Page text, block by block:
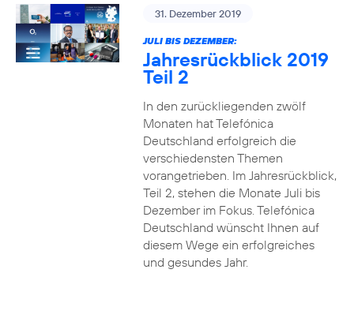
31. Dezember 2019
JULI BIS DEZEMBER:
Jahresrückblick 2019
Teil 2
In den zurückliegenden zwölf
Monaten hat Telefónica
Deutschland erfolgreich die
verschiedensten Themen
vorangetrieben. Im Jahresrückblick,
Teil 2, stehen die Monate Juli bis
Dezember im Fokus. Telefónica
Deutschland wünscht Ihnen auf
diesem Wege ein erfolgreiches
und gesundes Jahr.